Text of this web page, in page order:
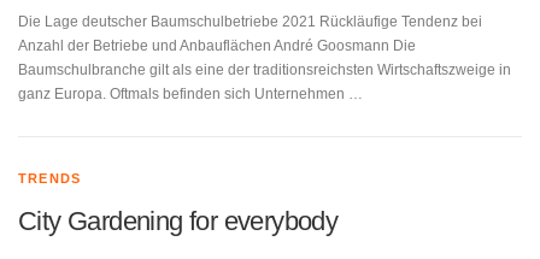
Die Lage deutscher Baumschulbetriebe 2021 Rückläufige Tendenz bei
Anzahl der Betriebe und Anbauflächen André Goosmann Die
Baumschulbranche gilt als eine der traditionsreichsten Wirtschaftszweige in
ganz Europa. Oftmals befinden sich Unternehmen …
TRENDS
City Gardening for everybody